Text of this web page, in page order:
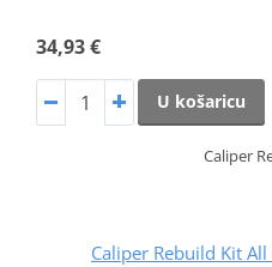
34,93 €
U košaricu
Caliper
Caliper Rebuild Kit